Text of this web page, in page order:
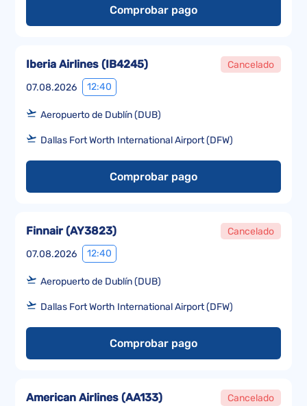
Comprobar pago
07.08.2026 12:40
Iberia Airlines (IB4245) Cancelado
Aeropuerto de Dublín (DUB)
Dallas Fort Worth International Airport (DFW)
Comprobar pago
07.08.2026 12:40
Finnair(AY3823) Cancelado
Aeropuerto de Dublín (DUB)
Dallas Fort Worth International Airport (DFW)
Comprobar pago
American Airlines (AA133) Cancelado